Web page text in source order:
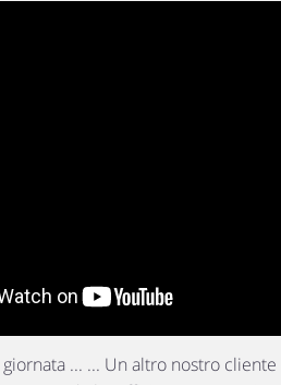
giornata ... ... Un altro nostro